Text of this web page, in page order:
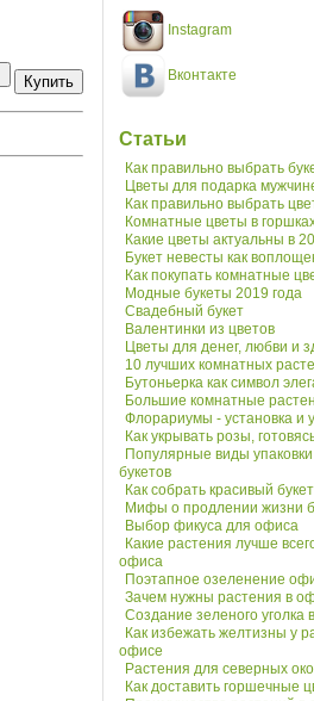
Instagram
Вконтакте
Статьи
Как правильно выбрать
Цветы для подарка
Как правильно выбрать
Комнатные цветы в
Какие цветы актуальны в
Букет невесты как
Как покупать комнатные
Модные букеты 2019 года
Свадебный букет
Валентинки из цветов
Цветы для денег, любви и
10 лучших комнатных
Бутоньерка как символ
Большие комнатные
Флорариумы - установка и
Как укрывать розы,
Популярные виды
букетов
Как собрать красивый букет
Мифы о продлении жизни
Выбор фикуса для офиса
Какие растения лучше
офиса
Поэтапное озеленение
Зачем нужны растения в
Создание зеленого уголка
Как избежать желтизны у
офисе
Растения для северных
Как доставить горшечные